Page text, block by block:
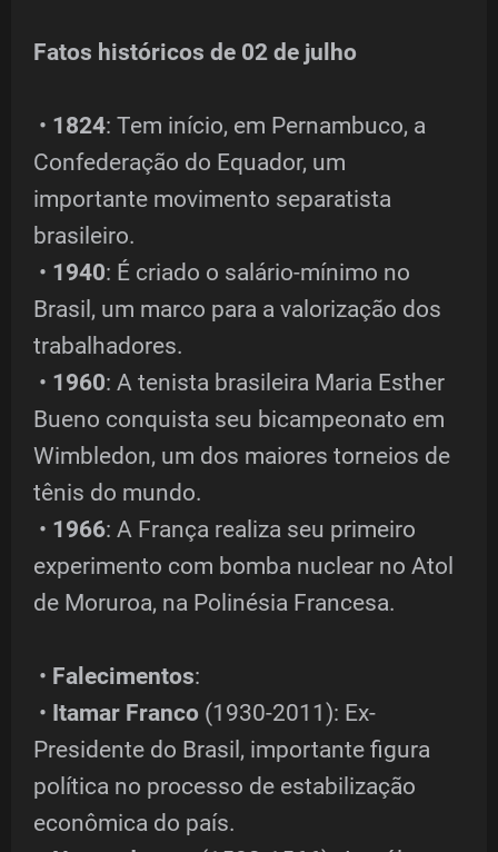
Fatos históricos de 02 de julho
• 1824: Tem início, em Pernambuco, a
Confederação do Equador, um
importante movimento separatista
brasileiro.
• 1940: É criado o salário-mínimo no
Brasil, um marco para a valorização dos
trabalhadores.
• 1960: A tenista brasileira Maria Esther
Bueno conquista seu bicampeonato em
Wimbledon, um dos maiores torneios de
tênis do mundo.
• 1966: A França realiza seu primeiro
experimento com bomba nuclear no Atol
de Moruroa, na Polinésia Francesa.
• Falecimentos:
• Itamar Franco (1930-2011): Ex-
Presidente do Brasil, importante figura
política no processo de estabilização
econômica do país.